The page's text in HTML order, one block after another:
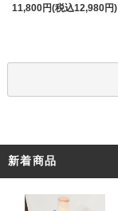
11,800円(税込12,980円)
新着商品